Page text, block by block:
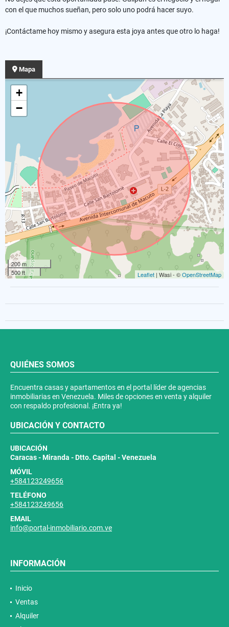
con el que muchos sueñan, pero solo uno podrá hacer suyo.
¡Contáctame hoy mismo y asegura esta joya antes que otro lo haga!
Mapa
+
−
200 m
500 ft
Leaflet | Wasi - ©OpenStreetMap
QUIÉNES SOMOS
Encuentra casas y apartamentos en el portal líder de agencias
inmobiliarias en Venezuela. Miles de opciones en venta y alquiler
con respaldo profesional. ¡Entra ya!
UBICACIÓN Y CONTACTO
UBICACIÓN
Caracas - Miranda - Dtto. Capital - Venezuela
MÓVIL
+584123249656
TELÉFONO
+584123249656
EMAIL
info@portal-inmobiliario.com.ve
INFORMACIÓN
Inicio
Ventas
Alquiler